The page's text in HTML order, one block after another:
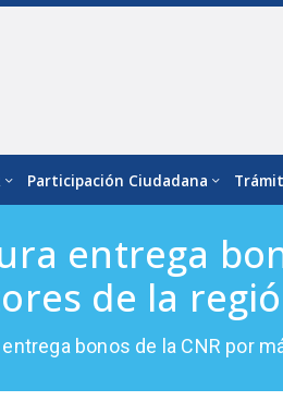
Participación Ciudadana
entrega
de la
bonos de la CNR por